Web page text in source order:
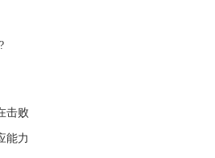
击败
能力